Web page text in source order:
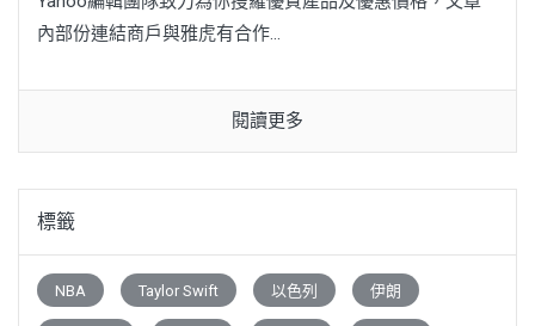
內部份連結商戶與雅虎有合作...
閱讀更多
標籤
NBA Taylor Swift 以色列 伊朗